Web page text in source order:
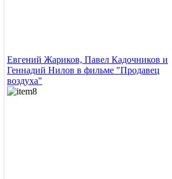
Евгений Жариков, Павел Кадочников и
Геннадий Нилов в фильме "Продавец
воздуха"